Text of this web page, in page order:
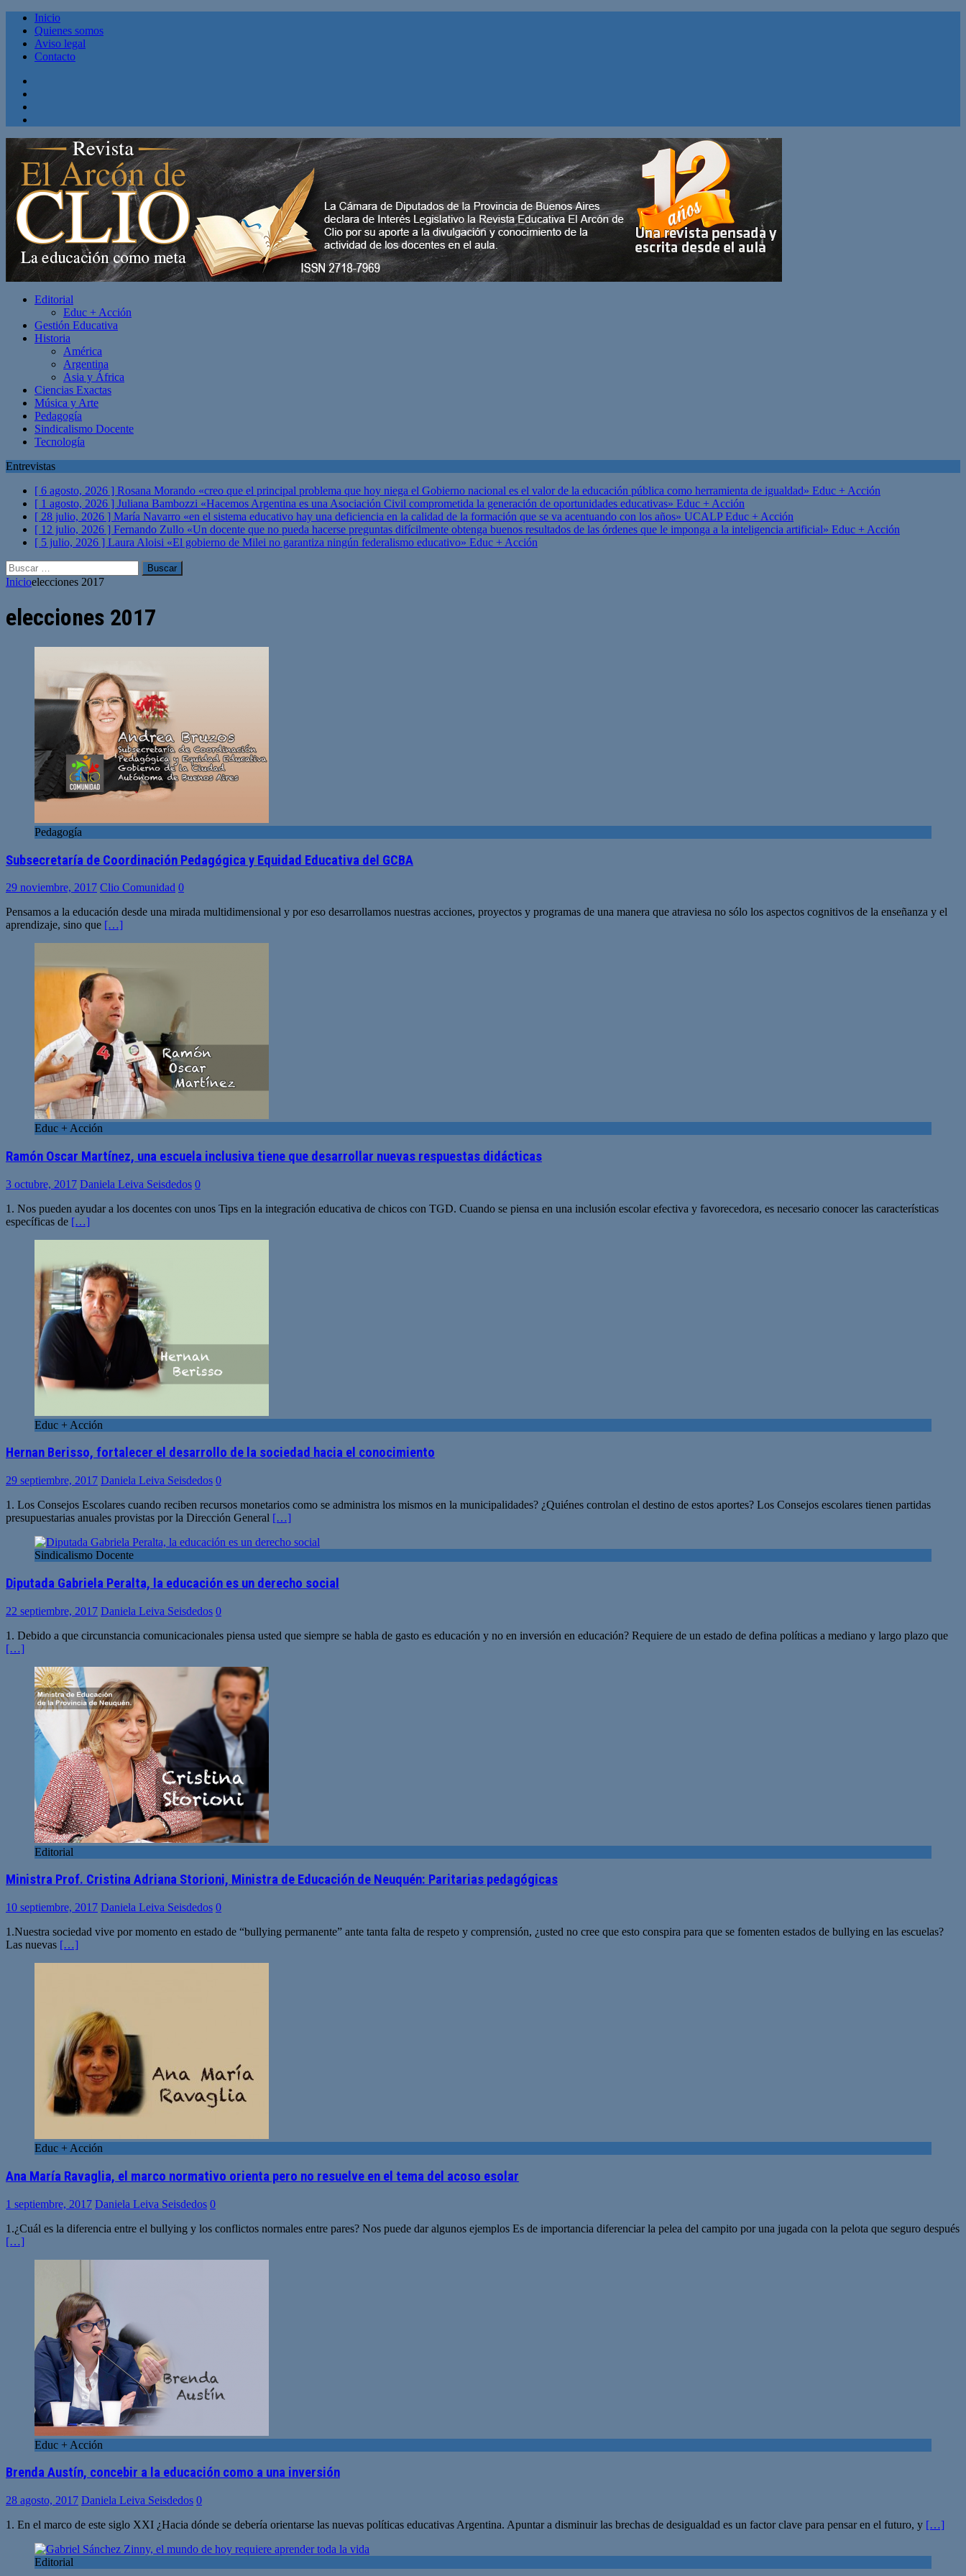
Inicio
Quienes somos
Aviso legal
Contacto
Editorial
Educ + Acción
Gestión Educativa
Historia
América
Argentina
Asia y África
Ciencias Exactas
Música y Arte
Pedagogía
Sindicalismo Docente
Tecnología
Entrevistas
[ 6 agosto, 2026 ] Rosana Morando «creo que el principal problema que hoy niega el Gobierno nacional es el valor de la educación pública como herramienta de igualdad» Educ + Acción
[ 1 agosto, 2026 ] Juliana Bambozzi «Hacemos Argentina es una Asociación Civil comprometida la generación de oportunidades educativas» Educ + Acción
[ 28 julio, 2026 ] María Navarro «en el sistema educativo hay una deficiencia en la calidad de la formación que se va acentuando con los años» UCALPEduc + Acción
[ 12 julio, 2026 ] Fernando Zullo «Un docente que no pueda hacerse preguntas difícilmente obtenga buenos resultados de las órdenes que le imponga a la inteligencia artificial» Educ + Acción
[ 5 julio, 2026 ] Laura Aloisi «El gobierno de Milei no garantiza ningún federalismo educativo» Educ + Acción
Buscar:
Inicioelecciones 2017
elecciones 2017
Pedagogía
Subsecretaría de Coordinación Pedagógica y Equidad Educativa del GCBA
29 noviembre, 2017 Clio Comunidad 0
Pensamos a la educación desde una mirada multidimensional y por eso desarrollamos nuestras acciones, proyectos y programas de una manera que atraviesa no sólo los aspectos cognitivos de la enseñanza y el
aprendizaje, sino que […]
Educ + Acción
Ramón Oscar Martínez, una escuela inclusiva tiene que desarrollar nuevas respuestas didácticas
3 octubre, 2017 Daniela Leiva Seisdedos 0
1. Nos pueden ayudar a los docentes con unos Tips en la integración educativa de chicos con TGD. Cuando se piensa en una inclusión escolar efectiva y favorecedora, es necesario conocer las características
específicas de […]
Educ + Acción
Hernan Berisso, fortalecer el desarrollo de la sociedad hacia el conocimiento
29 septiembre, 2017 Daniela Leiva Seisdedos 0
1. Los Consejos Escolares cuando reciben recursos monetarios como se administra los mismos en la municipalidades? ¿Quiénes controlan el destino de estos aportes? Los Consejos escolares tienen partidas
presupuestarias anuales provistas por la Dirección General […]
Sindicalismo Docente
Diputada Gabriela Peralta, la educación es un derecho social
22 septiembre, 2017 Daniela Leiva Seisdedos 0
1. Debido a que circunstancia comunicacionales piensa usted que siempre se habla de gasto es educación y no en inversión en educación? Requiere de un estado de defina políticas a mediano y largo plazo que
[…]
Editorial
Ministra Prof. Cristina Adriana Storioni, Ministra de Educación de Neuquén: Paritarias pedagógicas
10 septiembre, 2017 Daniela Leiva Seisdedos 0
1.Nuestra sociedad vive por momento en estado de “bullying permanente” ante tanta falta de respeto y comprensión, ¿usted no cree que esto conspira para que se fomenten estados de bullying en las escuelas?
Las nuevas […]
Educ + Acción
Ana María Ravaglia, el marco normativo orienta pero no resuelve en el tema del acoso esolar
1 septiembre, 2017 Daniela Leiva Seisdedos 0
1.¿Cuál es la diferencia entre el bullying y los conflictos normales entre pares? Nos puede dar algunos ejemplos Es de importancia diferenciar la pelea del campito por una jugada con la pelota que seguro después
[…]
Educ + Acción
Brenda Austín, concebir a la educación como a una inversión
28 agosto, 2017 Daniela Leiva Seisdedos 0
1. En el marco de este siglo XXI ¿Hacia dónde se debería orientarse las nuevas políticas educativas Argentina. Apuntar a disminuir las brechas de desigualdad es un factor clave para pensar en el futuro, y […]
Editorial